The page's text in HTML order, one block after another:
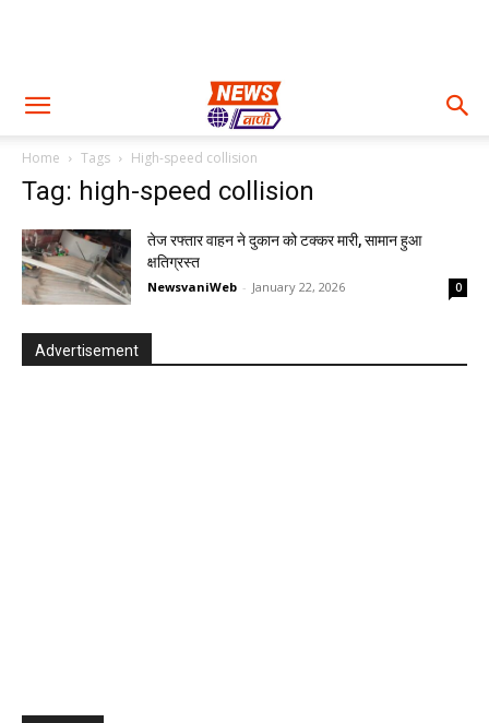
Home Tags High-speed collision
Tag: high-speed collision
तेज रफ्तार वाहन ने दुकान को टक्कर मारी, सामान हुआ
क्षतिग्रस्त
NewsvaniWeb - January 22, 2026 0
Advertisement